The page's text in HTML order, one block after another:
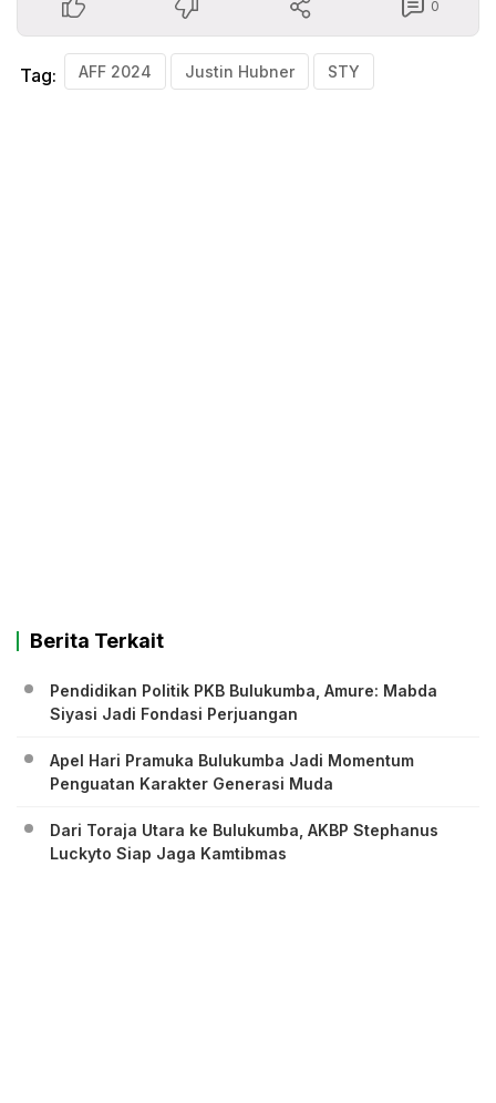
0
Tag: AFF 2024 Justin Hubner STY
Berita Terkait
Pendidikan Politik PKB Bulukumba, Amure: Mabda
Siyasi Jadi Fondasi Perjuangan
Apel Hari Pramuka Bulukumba Jadi Momentum
Penguatan Karakter Generasi Muda
Dari Toraja Utara ke Bulukumba, AKBP Stephanus
Luckyto Siap Jaga Kamtibmas